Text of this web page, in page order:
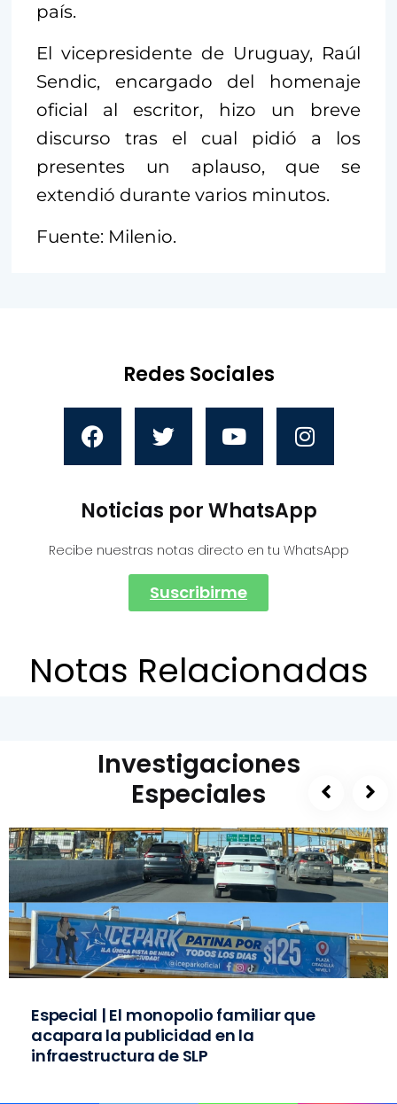
país.
El vicepresidente de Uruguay, Raúl
Sendic, encargado del homenaje
oficial al escritor, hizo un breve
discurso tras el cual pidió a los
presentes un aplauso, que se
extendió durante varios minutos.
Fuente: Milenio.
Redes Sociales
Noticias por WhatsApp
Recibe nuestras notas directo en tu WhatsApp
Suscribirme
Notas Relacionadas
Investigaciones
Especiales
Especial | El monopolio familiar que
acapara la publicidad en la
infraestructura de SLP